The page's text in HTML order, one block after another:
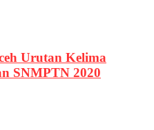
Urutan Kelima
SNMPTN 2020